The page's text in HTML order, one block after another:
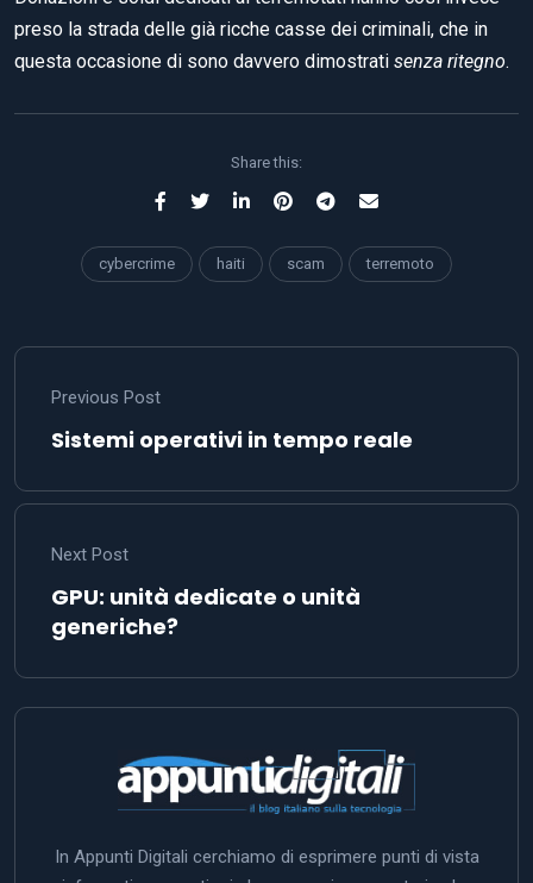
preso la strada delle già ricche casse dei criminali, che in
questa occasione di sono davvero dimostrati senza ritegno.
Share this:
cybercrime haiti scam terremoto
Previous Post
Sistemi operativi in tempo reale
Next Post
GPU: unità dedicate o unità
generiche?
In Appunti Digitali cerchiamo di esprimere punti di vista